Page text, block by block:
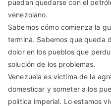
puedan quedarse con el
venezolano.
Sabemos cómo comienza la
termina. Sabemos que queda
dolor en los pueblos que
solución de los problemas.
Venezuela es víctima de la
domesticar y someter a los
política imperial. Lo estamos